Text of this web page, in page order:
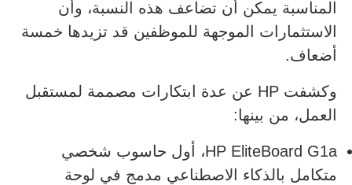
المناسبة يمكن أن تضاعف هذه النسبة، وأن
الاستثمارات الموجهة للموظفين قد تزيدها خمسة
أضعاف.
وكشفت HP عن عدة ابتكارات مصممة لمستقبل
العمل، من بينها:
HP EliteBoard G1a، أول حاسوب شخصي
متكامل بالذكاء الاصطناعي مدمج في لوحة